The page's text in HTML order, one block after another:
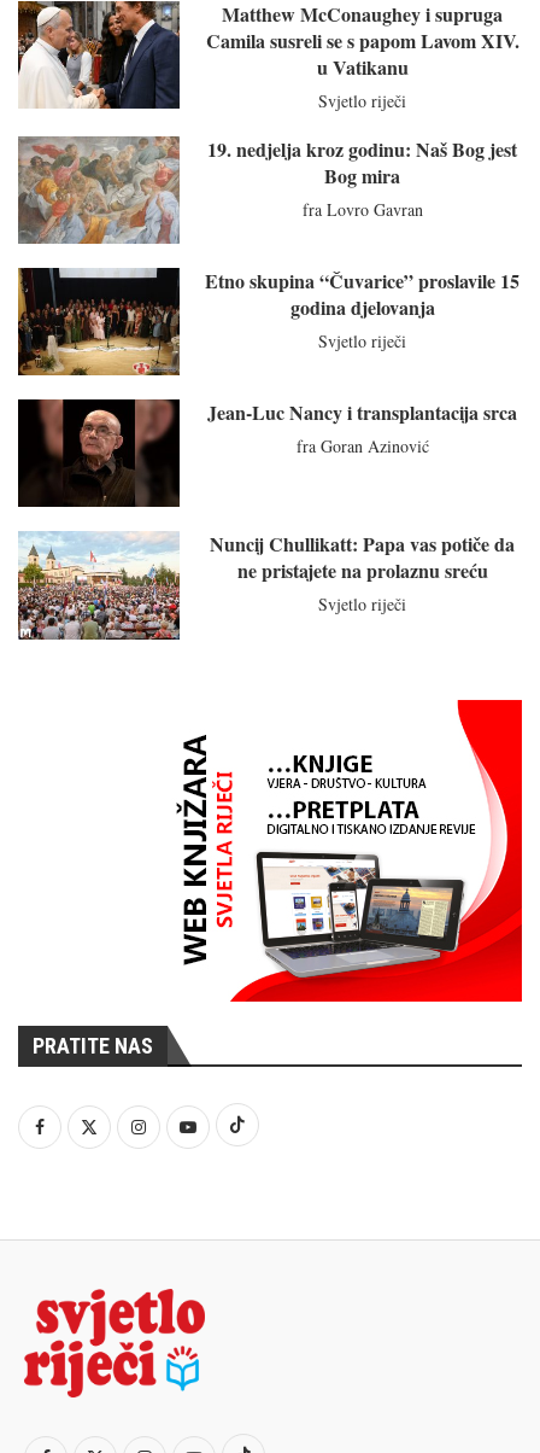
Matthew McConaughey i supruga
Camila susreli se s papom Lavom XIV.
u Vatikanu
Svjetlo riječi
19. nedjelja kroz godinu: Naš Bog jest
Bog mira
fra Lovro Gavran
Etno skupina “Čuvarice” proslavile 15
godina djelovanja
Svjetlo riječi
Jean-Luc Nancy i transplantacija srca
fra Goran Azinović
Nuncij Chullikatt: Papa vas potiče da
ne pristajete na prolaznu sreću
Svjetlo riječi
PRATITE NAS